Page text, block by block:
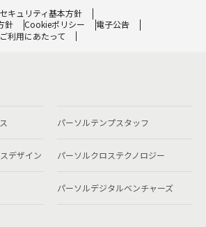
キュリティ基本方針
針
Cookieポリシー
電子公告
利用にあたって
パーソルテンプスタッフ
デザイン パーソルクロステクノロジー
パーソルデジタルベンチャーズ